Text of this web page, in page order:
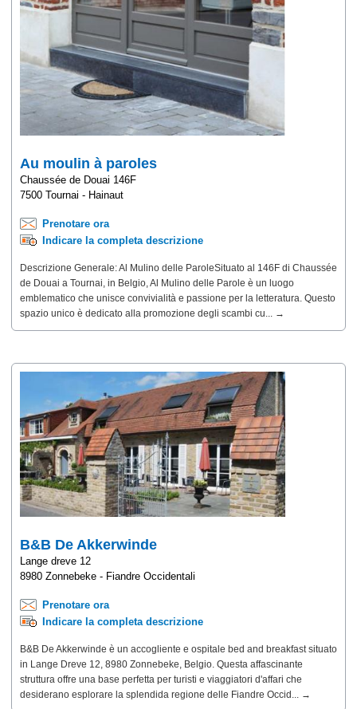
Au moulin à paroles
Chaussée de Douai 146F
7500 Tournai - Hainaut
Prenotare ora
Indicare la completa descrizione
Descrizione Generale: Al Mulino delle ParoleSituato al 146F di Chaussée
de Douai a Tournai, in Belgio, Al Mulino delle Parole è un luogo
emblematico che unisce convivialità e passione per la letteratura. Questo
spazio unico è dedicato alla promozione degli scambi cu... →
B&B De Akkerwinde
Lange dreve 12
8980 Zonnebeke - Fiandre Occidentali
Prenotare ora
Indicare la completa descrizione
B&B De Akkerwinde è un accogliente e ospitale bed and breakfast situato
in Lange Dreve 12, 8980 Zonnebeke, Belgio. Questa affascinante
struttura offre una base perfetta per turisti e viaggiatori d'affari che
desiderano esplorare la splendida regione delle Fiandre Occid... →